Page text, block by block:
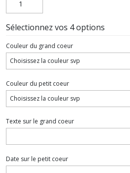
Sélectionnez vos 4 options
Couleur du grand coeur
Couleur du petit coeur
Texte sur le grand coeur
Date sur le petit coeur